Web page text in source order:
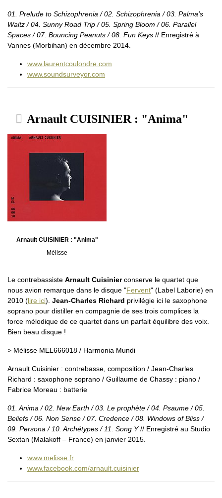
01. Prelude to Schizophrenia / 02. Schizophrenia / 03. Palma’s
Waltz / 04. Sunny Road Trip / 05. Spring Bloom / 06. Parallel
Spaces / 07. Bouncing Peanuts / 08. Fun Keys // Enregistré à
Vannes (Morbihan) en décembre 2014.
www.laurentcoulondre.com
www.soundsurveyor.com
Arnault CUISINIER : "Anima"
Arnault CUISINIER : "Anima"
Mélisse
Le contrebassiste Arnault Cuisinierconserve le quartet que
nous avion remarque dans le disque "Fervent" (Label Laborie) en
2010 (lire ici). Jean-Charles Richard privilégie ici le saxophone
soprano pour distiller en compagnie de ses trois complices la
force mélodique de ce quartet dans un parfait équilibre des voix.
Bien beau disque !
> Mélisse MEL666018 / Harmonia Mundi
Arnault Cuisinier : contrebasse, composition / Jean-Charles
Richard : saxophone soprano / Guillaume de Chassy : piano /
Fabrice Moreau : batterie
01. Anima / 02. New Earth / 03. Le prophète / 04. Psaume / 05.
Beliefs / 06. Non Sense / 07. Credence / 08. Windows of Bliss /
09. Persona / 10. Archétypes / 11. Song Y// Enregistré au Studio
Sextan (Malakoff – France) en janvier 2015.
www.melisse.fr
www.facebook.com/arnault.cuisinier